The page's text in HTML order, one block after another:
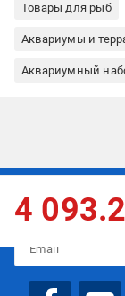
Товары для рыб
Аквариумы и
Аквариумный
4